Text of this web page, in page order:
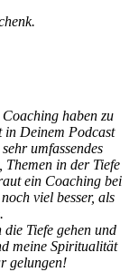
haben zu
in Deinem Podcast
umfassendes
Themen in der Tiefe
ein Coaching bei
viel besser, als
Tiefe gehen und
meine Spiritualität
gelungen!